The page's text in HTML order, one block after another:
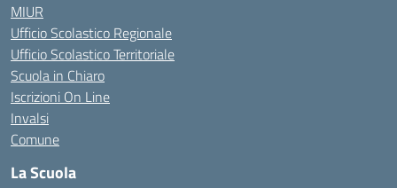
MIUR
Ufficio Scolastico Regionale
Ufficio Scolastico Territoriale
Scuola in Chiaro
Iscrizioni On Line
Invalsi
Comune
La Scuola